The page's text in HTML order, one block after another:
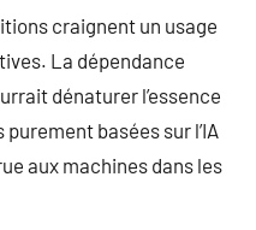
craignent un usage
La dépendance
dénaturer l’essence
basées sur l’IA
aux machines dans les